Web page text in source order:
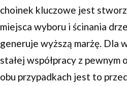
choinek kluczowe jest
miejsca wyboru i ścinania
generuje wyższą marżę. Dla
stałej współpracy z pewnym
obu przypadkach jest to